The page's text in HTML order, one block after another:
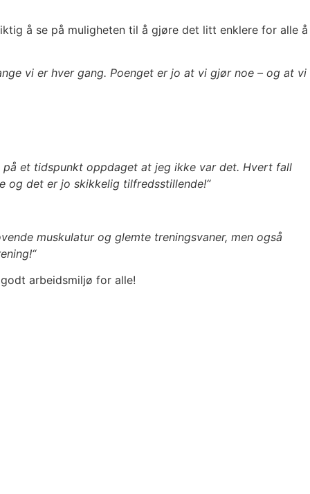
å se på muligheten til å gjøre det litt enklere for alle å
vi er hver gang. Poenget er jo at vi gjør noe – og at vi
et tidspunkt oppdaget at jeg ikke var det. Hvert fall
og det er jo skikkelig tilfredsstillende!“
muskulatur og glemte treningsvaner, men også
arbeidsmiljø for alle!